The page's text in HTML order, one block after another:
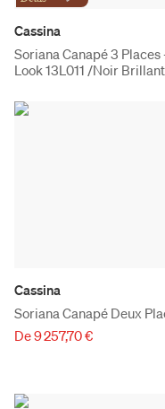
Cassina
Soriana Canapé 3 Places
Look 13L011 /Noir Brillant
Cassina
Soriana Canapé Deux
De 9 257,70 €